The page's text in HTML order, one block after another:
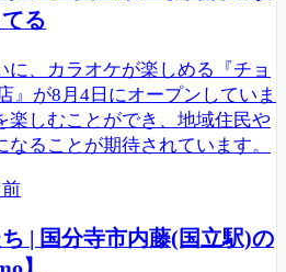
る
に、カラオケが楽しめる『チョ
』が8月4日にオープンしていま
楽しむことができ、地域住民や
ることが期待されています。
| 国分寺市内藤(国立駅)の